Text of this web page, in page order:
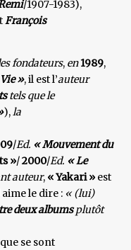
/1907-1983),
François
fondateurs, en1989,
», il est l’auteur
tels que le
),la
/Ed. « Mouvement du
»/2000/Ed. « Le
auteur, « Yakari » est
le dire : « (lui)
deux albumsplutôt
se sont